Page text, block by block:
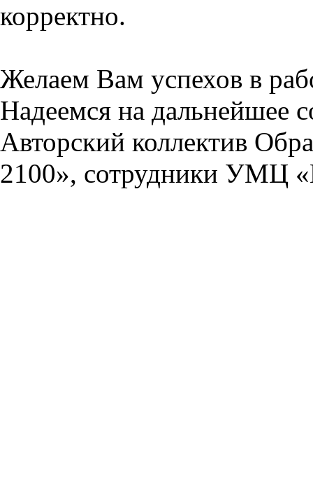
корректно.
Желаем Вам успехов в
Надеемся на дальнейшее
Авторский коллектив
2100», сотрудники УМЦ